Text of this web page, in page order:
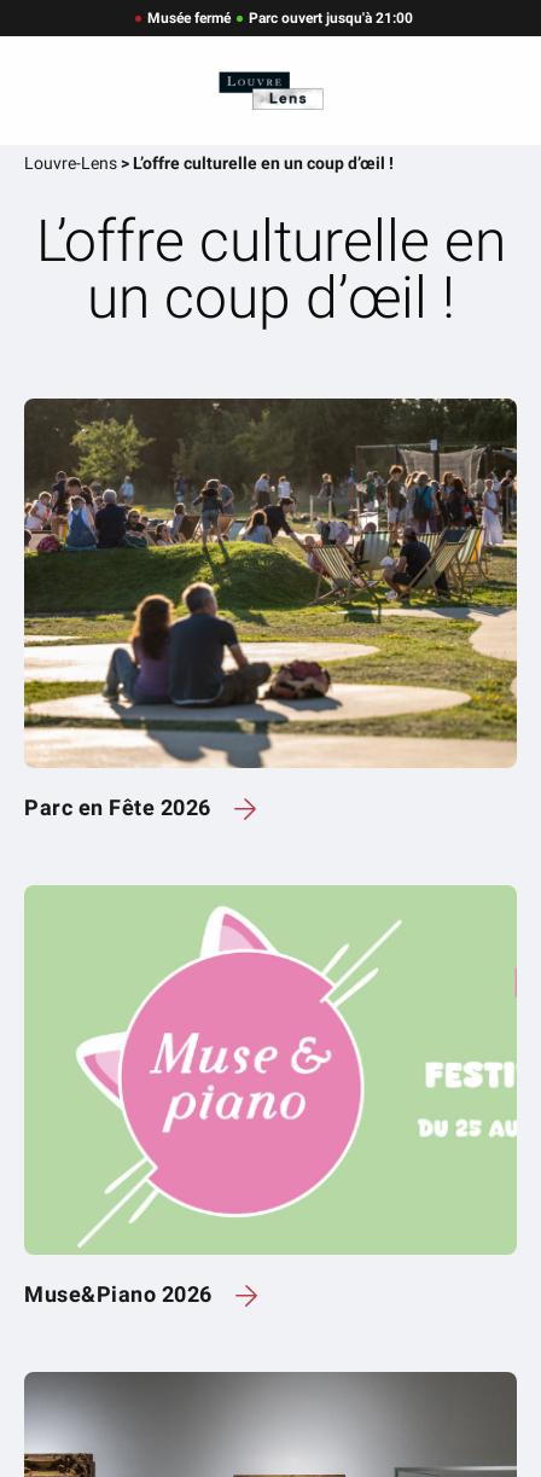
Musée fermé Parc ouvert jusqu'à 21:00
Louvre-Lens>L’offre culturelle en un coup d’œil !
L’offre culturelle en
un coup d’œil !
Parc en Fête 2026
Muse&Piano 2026